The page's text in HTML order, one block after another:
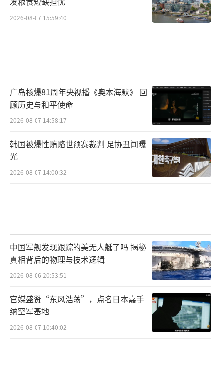
达三个多小时，得出的结论令人失望。北约秘
书长马克·吕特表示，尽管特朗普政府即将与
只是同意需要密切合作解决问题。（责任编辑：张小
花 TT1000）
2026-08-07 15:59:40
广岛核爆81周年央视播《奥本海默》 回
顾历史与和平使命
2026-08-07 14:58:17
韩国被爆性贿赂世预赛裁判 足协丑闻曝
光
2026-08-07 14:00:32
中国军舰发现跟踪的美无人艇了吗 揭秘
真相背后的物理与技术逻辑
2026-08-06 20:53:51
官媒盛赞“东风浩荡”，点名日本嘉手
纳空军基地
2026-08-07 10:40:02